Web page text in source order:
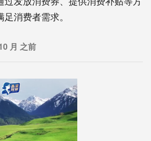
消费者需求。
月 之前